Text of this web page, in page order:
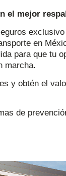
el mejor
en
para que tu
marcha.
y obtén el
de